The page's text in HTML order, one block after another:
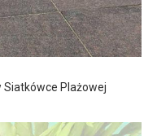
Plażowej